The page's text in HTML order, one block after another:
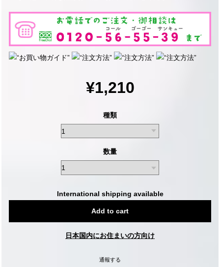
¥1,210
種類
数量
International shipping available
Add to cart
日本国内にお住まいの方向け
通報する